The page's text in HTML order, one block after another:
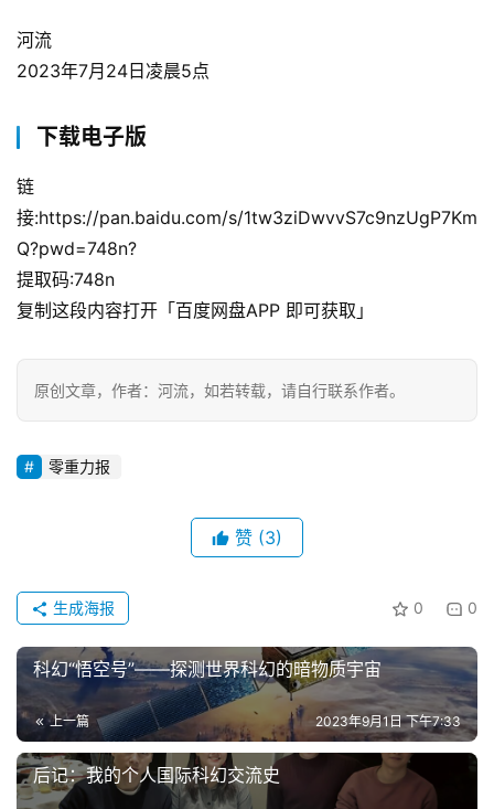
河流
2023年7月24日凌晨5点
下载电子版
链
接:https://pan.baidu.com/s/1tw3ziDwvvS7c9nzUgP7Km
Q?pwd=748n?
提取码:748n
复制这段内容打开「百度网盘APP 即可获取」
原创文章，作者：河流，如若转载，请自行联系作者。
零重力报
赞 (3)
0 0
生成海报
科幻“悟空号”——探测世界科幻的暗物质宇宙
上一篇 2023年9月1日 下午7:33
后记：我的个人国际科幻交流史